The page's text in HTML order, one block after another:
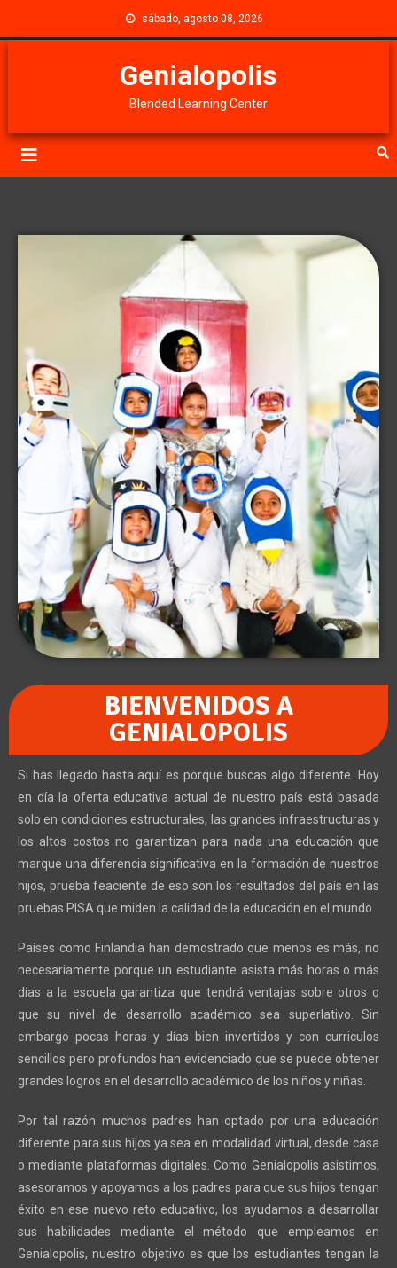
sábado, agosto 08, 2026
Genialopolis
Blended Learning Center
BIENVENIDOS A
GENIALOPOLIS
Si has llegado hasta aquí es porque buscas algo diferente. Hoy
en día la oferta educativa actual de nuestro país está basada
solo en condiciones estructurales, las grandes infraestructuras y
los altos costos no garantizan para nada una educación que
marque una diferencia significativa en la formación de nuestros
hijos, prueba feaciente de eso son los resultados del país en las
pruebas PISA que miden la calidad de la educación en el mundo.
Países como Finlandia han demostrado que menos es más, no
necesariamente porque un estudiante asista más horas o más
días a la escuela garantiza que tendrá ventajas sobre otros o
que su nivel de desarrollo académico sea superlativo. Sin
embargo pocas horas y días bien invertidos y con curriculos
sencillos pero profundos han evidenciado que se puede obtener
grandes logros en el desarrollo académico de los niños y niñas.
Por tal razón muchos padres han optado por una educación
diferente para sus hijos ya sea en modalidad virtual, desde casa
o mediante plataformas digitales. Como Genialopolis asistimos,
asesoramos y apoyamos a los padres para que sus hijos tengan
éxito en ese nuevo reto educativo, los ayudamos a desarrollar
sus habilidades mediante el método que empleamos en
Genialopolis, nuestro objetivo es que los estudiantes tengan la